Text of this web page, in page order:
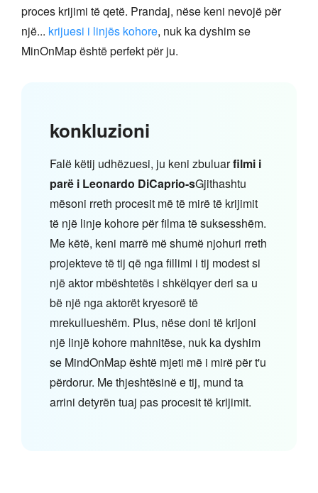
proces krijimi të qetë. Prandaj, nëse keni nevojë për
një... krijuesi i linjës kohore, nuk ka dyshim se
MinOnMap është perfekt për ju.
konkluzioni
Falë këtij udhëzuesi, ju keni zbuluarfilmi i
parë i Leonardo DiCaprio-sGjithashtu
mësoni rreth procesit më të mirë të krijimit
të një linje kohore për filma të suksesshëm.
Me këtë, keni marrë më shumë njohuri rreth
projekteve të tij që nga fillimi i tij modest si
një aktor mbështetës i shkëlqyer deri sa u
bë një nga aktorët kryesorë të
mrekullueshëm. Plus, nëse doni të krijoni
një linjë kohore mahnitëse, nuk ka dyshim
se MindOnMap është mjeti më i mirë për t'u
përdorur. Me thjeshtësinë e tij, mund ta
arrini detyrën tuaj pas procesit të krijimit.